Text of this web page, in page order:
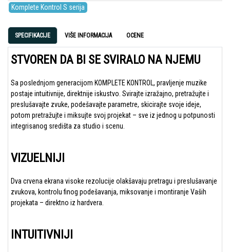
Komplete Kontrol S serija
SPECIFIKACIJE VIŠE INFORMACIJA OCENE
STVOREN DA BI SE SVIRALO NA NJEMU
Sa poslednjom generacijom KOMPLETE KONTROL, pravljenje muzike
postaje intuitivnije, direktnije iskustvo. Svirajte izražajno, pretražujte i
preslušavajte zvuke, podešavajte parametre, skicirajte svoje ideje,
potom pretražujte i miksujte svoj projekat – sve iz jednog u potpunosti
integrisanog središta za studio i scenu.
VIZUELNIJI
Dva crvena ekrana visoke rezolucije olakšavaju pretragu i preslušavanje
zvukova, kontrolu finog podešavanja, miksovanje i montiranje Vaših
projekata – direktno iz hardvera.
INTUITIVNIJI